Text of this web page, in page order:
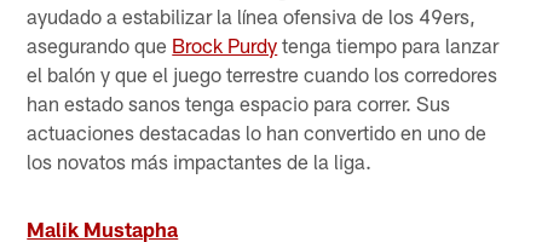
ayudado a estabilizar la línea ofensiva de los 49ers,
asegurando que Brock Purdy tenga tiempo para lanzar
el balón y que el juego terrestre cuando los corredores
han estado sanos tenga espacio para correr. Sus
actuaciones destacadas lo han convertido en uno de
los novatos más impactantes de la liga.
Malik Mustapha